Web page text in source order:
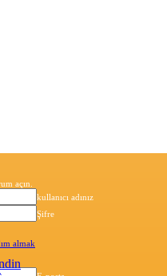
açın.
kullanıcı adınız
Şifre
almak